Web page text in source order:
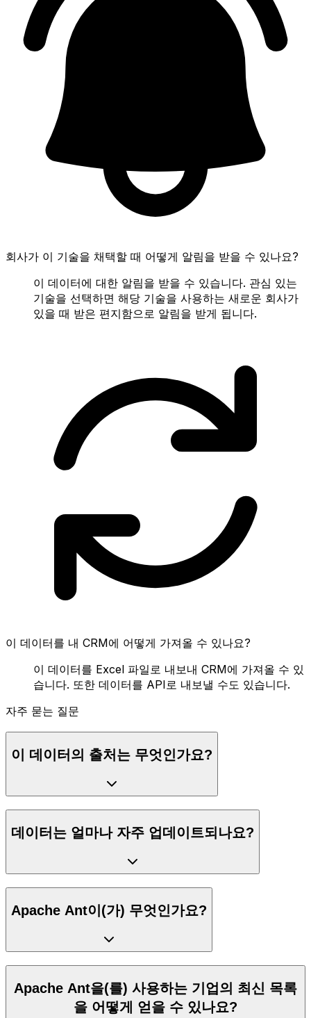
회사가 이 기술을 채택할 때 어떻게 알림을 받을 수 있나요?
이 데이터에 대한 알림을 받을 수 있습니다. 관심 있는
기술을 선택하면 해당 기술을 사용하는 새로운 회사가
있을 때 받은 편지함으로 알림을 받게 됩니다.
이 데이터를 내 CRM에 어떻게 가져올 수 있나요?
이 데이터를 Excel 파일로 내보내 CRM에 가져올 수 있
습니다. 또한 데이터를 API로 내보낼 수도 있습니다.
자주 묻는 질문
이 데이터의 출처는 무엇인가요?
데이터는 얼마나 자주 업데이트되나요?
Apache Ant이(가) 무엇인가요?
Apache Ant을(를) 사용하는 기업의 최신 목록
을 어떻게 얻을 수 있나요?